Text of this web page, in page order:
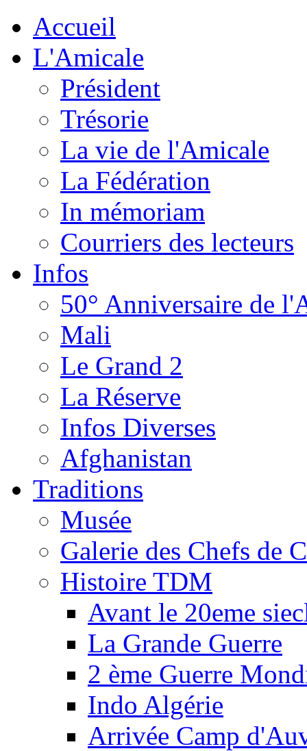
Accueil
L'Amicale
Président
Trésorie
La vie de l'Amicale
La Fédération
In mémoriam
Courriers des lecteurs
Infos
50° Anniversaire de
Mali
Le Grand 2
La Réserve
Infos Diverses
Afghanistan
Traditions
Musée
Galerie des Chefs de
Histoire TDM
Avant le 20eme
La Grande Guerre
2 ème Guerre
Indo Algérie
Arrivée Camp